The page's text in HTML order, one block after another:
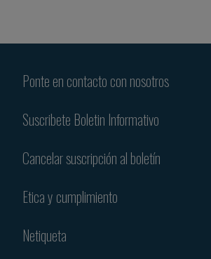
Ponte en contacto con nosotros
Suscribete Boletin Informativo
Cancelar suscripción al boletín
Etica y cumplimiento
Netiqueta